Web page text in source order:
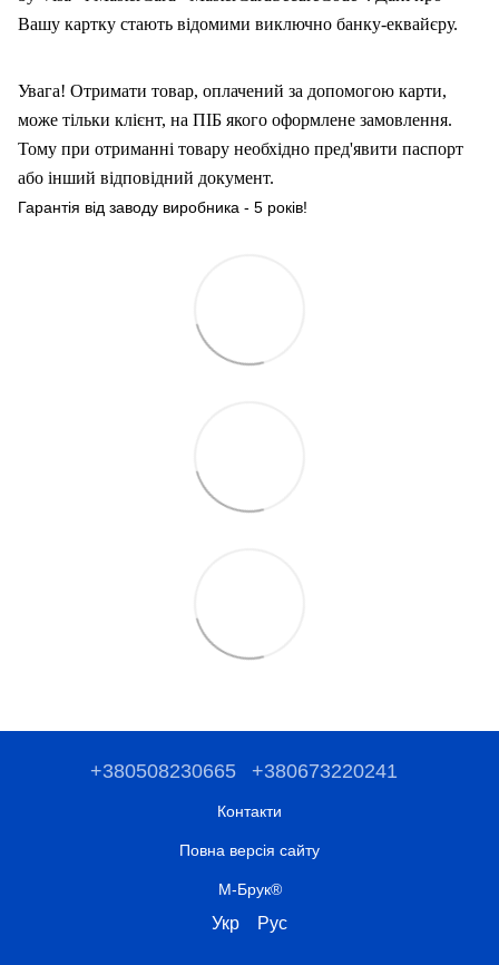
Вашу картку стають відомими виключно банку-еквайєру.
Увага! Отримати товар, оплачений за допомогою карти,
може тільки клієнт, на ПІБ якого оформлене замовлення.
Тому при отриманні товару необхідно пред'явити паспорт
або інший відповідний документ.
Гарантія від заводу виробника - 5 років!
+380508230665 +380673220241
Контакти
Повна версія сайту
М-Брук®
Укр Рус